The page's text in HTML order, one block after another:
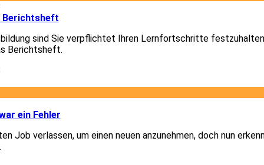
Berichtsheft
sind Sie verpflichtet Ihren Lernfortschritte
Berichtsheft.
ein Fehler
Job verlassen, um einen neuen anzunehmen, doch nun